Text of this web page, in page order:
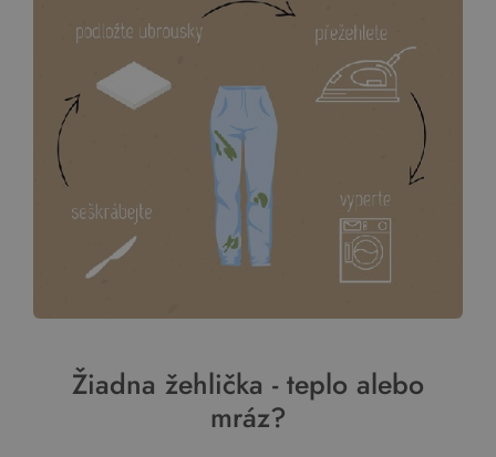
Žiadna žehlička - teplo alebo
mráz?